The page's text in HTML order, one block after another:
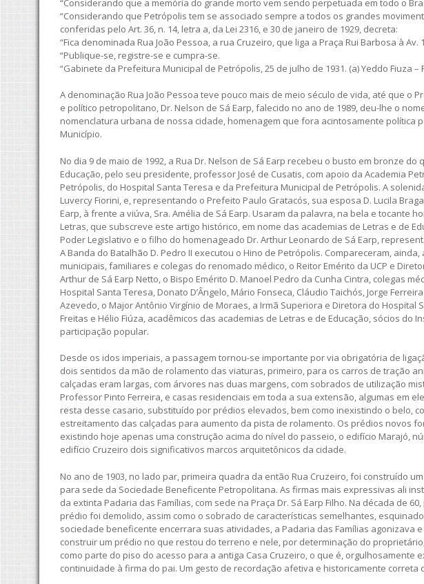
“Considerando que Petrópolis tem se associado sempre a todos os grandes
conferidas pelo Art. 36, n. 14, letra a, da Lei 2316, e 30 de janeiro de 1929, decreta:
“Fica denominada Rua João Pessoa, a rua Cruzeiro, que liga a Praça Rui Barbosa à Av.
“Publique-se, registre-se e cumpra-se.
“Gabinete da Prefeitura Municipal de Petrópolis, 25 de julho de 1931. (a) Yeddo Fiuza –
A denominação Rua João Pessoa teve pouco mais de meio século de vida, até que o
e político petropolitano, Dr. Nelson de Sá Earp, falecido no ano de 1989, deu-lhe o
nomenclatura urbana de nossa cidade, homenagem que fora acintosamente
Município.
No dia 9 de maio de 1992, a Rua Dr. Nelson de Sá Earp recebeu o busto em bronze
Educação, pelo seu presidente, professor José de Cusatis, com apoio da Academia
Petrópolis, do Hospital Santa Teresa e da Prefeitura Municipal de Petrópolis. A
Luvercy Fiorini, e, representando o Prefeito Paulo Gratacós, sua esposa D. Lucila
Earp, à frente a viúva, Sra. Amélia de Sá Earp. Usaram da palavra, na bela e tocante
Letras, que subscreve este artigo histórico, em nome das academias de Letras e de
Poder Legislativo e o filho do homenageado Dr. Arthur Leonardo de Sá Earp,
A Banda do Batalhão D. Pedro II executou o Hino de Petrópolis. Compareceram,
municipais, familiares e colegas do renomado médico, o Reitor Emérito da UCP e
Arthur de Sá Earp Netto, o Bispo Emérito D. Manoel Pedro da Cunha Cintra, colegas
Hospital Santa Teresa, Donato D’Ângelo, Mário Fonseca, Cláudio Taichós, Jorge
Azevedo, o Major Antônio Virgínio de Moraes, a Irmã Superiora e Diretora do Hospital
Freitas e Hélio Fiúza, acadêmicos das academias de Letras e de Educação, sócios
participação popular.
Desde os idos imperiais, a passagem tornou-se importante por via obrigatória de
dois sentidos da mão de rolamento das viaturas, primeiro, para os carros de tração
calçadas eram largas, com árvores nas duas margens, com sobrados de utilização
Professor Pinto Ferreira, e casas residenciais em toda a sua extensão, algumas em
resta desse casario, substituído por prédios elevados, bem como inexistindo o belo,
estreitamento das calçadas para aumento da pista de rolamento. Os prédios novos
existindo hoje apenas uma construção acima do nível do passeio, o edifício Marajó,
edifício Cruzeiro dois significativos marcos arquitetônicos da cidade.
No ano de 1903, no lado par, primeira quadra da então Rua Cruzeiro, foi construído
para sede da Sociedade Beneficente Petropolitana. As firmas mais expressivas ali
da extinta Padaria das Famílias, com sede na Praça Dr. Sá Earp Filho. Na década de
prédio foi demolido, assim como o sobrado de características semelhantes,
sociedade beneficente encerrara suas atividades, a Padaria das Famílias agonizava
construir um prédio no que restou do terreno e nele, por determinação do
como parte do piso do acesso para a antiga Casa Cruzeiro, o que é, orgulhosamente
continuidade à firma do pai. Um gesto de recordação afetiva e historicamente correta